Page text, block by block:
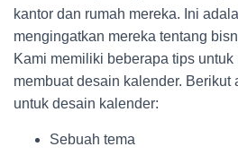
kantor dan rumah mereka. Ini
mengingatkan mereka tentang
Kami memiliki beberapa tips untuk
membuat desain kalender. Berikut
untuk desain kalender:
Sebuah tema